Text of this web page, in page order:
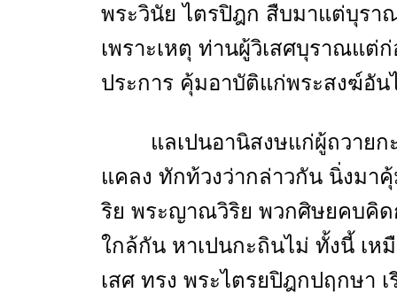
พระวินัย ไตรปิฎก สืบมาแต่บุรา
เพราะเหตุ ท่านผู้วิเสศบุราณแต่
ประการ คุ้มอาบัติแก่พระสงฆ์อั
แลเปนอานิสงษแก่ผู้ถวาย
แคลง ทักท้วงว่ากล่าวกัน นิ่งมา
ริย พระญาณวิริย พวกศิษยคบคิ
ใกล้กัน หาเปนกะถินไม่ ทั้งนี้ เห
เสศ ทรง พระไตรยปิฎกปฤกษา